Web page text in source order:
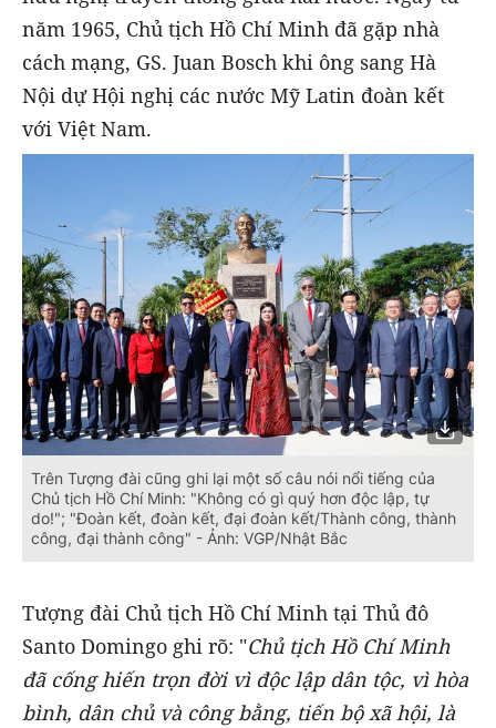
năm 1965, Chủ tịch Hồ Chí Minh đã gặp nhà
cách mạng, GS. Juan Bosch khi ông sang Hà
Nội dự Hội nghị các nước Mỹ Latin đoàn kết
với Việt Nam.
Trên Tượng đài cũng ghi lại một số câu nói nổi tiếng của
Chủ tịch Hồ Chí Minh: "Không có gì quý hơn độc lập, tự
do!"; "Đoàn kết, đoàn kết, đại đoàn kết/Thành công, thành
công, đại thành công" - Ảnh: VGP/Nhật Bắc
Tượng đài Chủ tịch Hồ Chí Minh tại Thủ đô
Santo Domingo ghi rõ: "Chủ tịch Hồ Chí Minh
đã cống hiến trọn đời vì độc lập dân tộc, vì hòa
bình, dân chủ và công bằng, tiến bộ xã hội, là